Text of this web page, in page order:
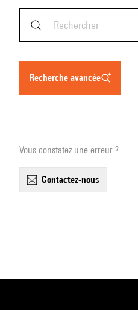
recherche avancée
Vous constatez une erreur ?
contactez-nous